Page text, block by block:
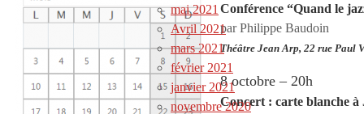
Conférence “Quand le
par Philippe Baudoin
Théâtre Jean Arp, 22 rue
8 octobre – 20h
Concert : carte blanche
mai 2021
Avril 2021
mars 2021
février 2021
janvier 2021
novembre 2020